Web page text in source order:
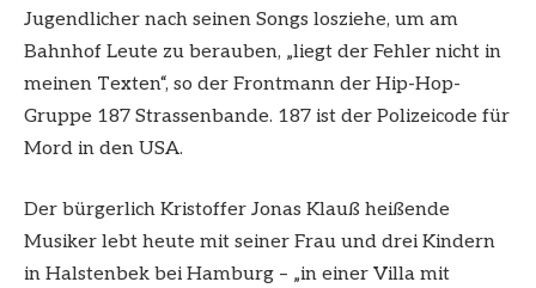
Jugendlicher nach seinen Songs losziehe, um am
Bahnhof Leute zu berauben, „liegt der Fehler nicht in
meinen Texten“, so der Frontmann der Hip-Hop-
Gruppe 187 Strassenbande. 187 ist der Polizeicode für
Mord in den USA.
Der bürgerlich Kristoffer Jonas Klauß heißende
Musiker lebt heute mit seiner Frau und drei Kindern
in Halstenbek bei Hamburg – „in einer Villa mit